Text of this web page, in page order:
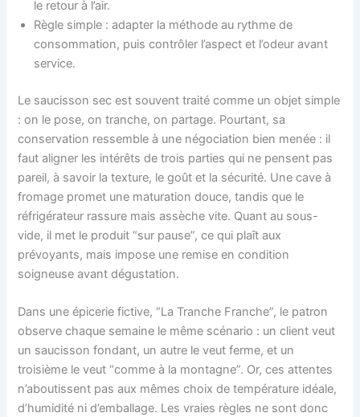
le retour à l’air.
Règle simple : adapter la méthode au rythme de
consommation, puis contrôler l’aspect et l’odeur avant
service.
Le saucisson sec est souvent traité comme un objet simple
: on le pose, on tranche, on partage. Pourtant, sa
conservation ressemble à une négociation bien menée : il
faut aligner les intérêts de trois parties qui ne pensent pas
pareil, à savoir la texture, le goût et la sécurité. Une cave à
fromage promet une maturation douce, tandis que le
réfrigérateur rassure mais assèche vite. Quant au sous-
vide, il met le produit “sur pause”, ce qui plaît aux
prévoyants, mais impose une remise en condition
soigneuse avant dégustation.
Dans une épicerie fictive, “La Tranche Franche”, le patron
observe chaque semaine le même scénario : un client veut
un saucisson fondant, un autre le veut ferme, et un
troisième le veut “comme à la montagne”. Or, ces attentes
n’aboutissent pas aux mêmes choix de température idéale,
d’humidité ni d’emballage. Les vraies règles ne sont donc